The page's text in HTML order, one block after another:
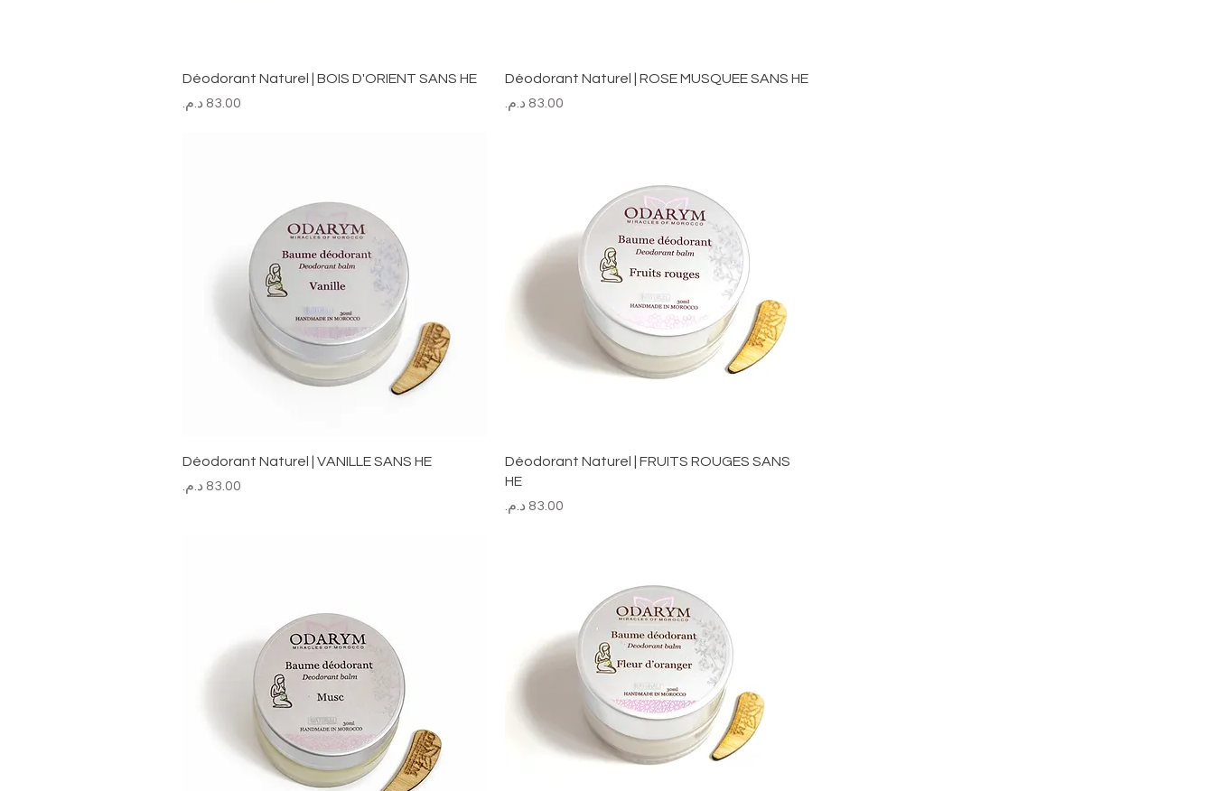
Déodorant Naturel | ROSE MUSQUEE SANS HE
السعر
Déodorant Naturel | BOIS D'ORIENT SANS HE
السعر
Déodorant Naturel | FRUITS ROUGES SANS
HE
السعر
Déodorant Naturel | VANILLE SANS HE
السعر